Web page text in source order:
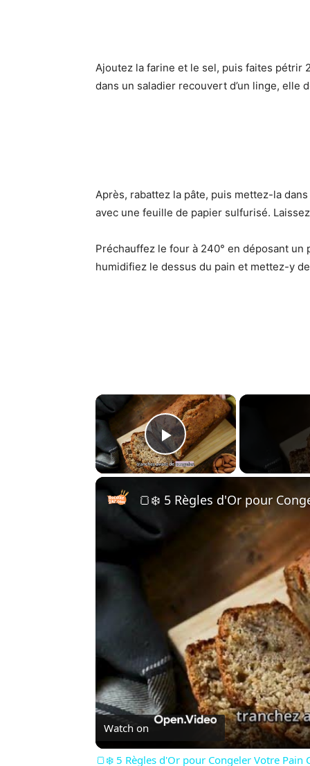
Ajoutez la farine et le sel, puis faites pétrir
dans un saladier recouvert d’un linge, elle
Après, rabattez la pâte, puis mettez-la
avec une feuille de papier sulfurisé.
Préchauffez le four à 240° en déposant un
humidifiez le dessus du pain et mettez-y
×
Play Video
🍞❄️ 5 Règles d'Or pour
Watch on
🍞❄️ 5 Règles d'Or pour Congeler Votre Pain